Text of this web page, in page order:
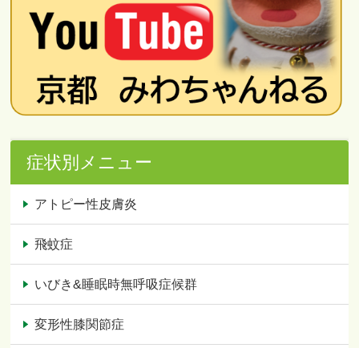
症状別メニュー
アトピー性皮膚炎
飛蚊症
いびき&睡眠時無呼吸症候群
変形性膝関節症